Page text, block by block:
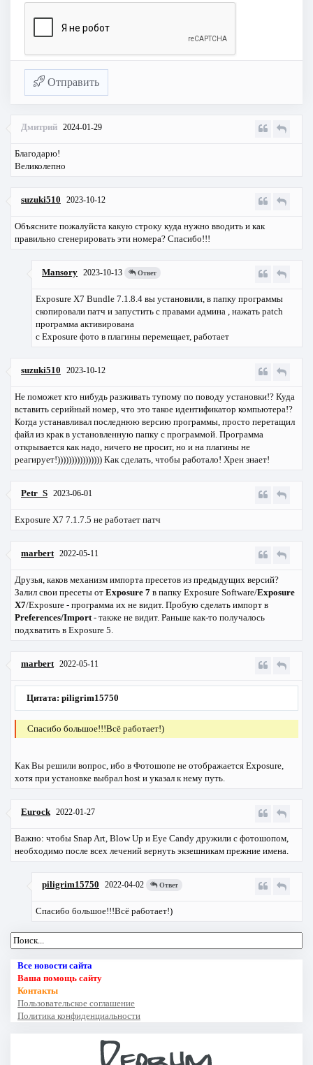
Отправить
Дмитрий 2024-01-29
Благодарю!
Великолепно
suzuki510 2023-10-12
Объясните пожалуйста какую строку куда нужно вводить и как
правильно сгенерировать эти номера? Спасибо!!!
Mansory 2023-10-13 Ответ
Exposure X7 Bundle 7.1.8.4 вы установили, в папку программы
скопировали патч и запустить с правами админа , нажать patch
программа активирована
с Exposure фото в плагины перемещает, работает
suzuki510 2023-10-12
Не поможет кто нибудь разживать тупому по поводу установки!? Куда
вставить серийный номер, что это такое идентификатор компьютера!?
Когда устанавливал последнюю версию программы, просто перетащил
файл из крак в установленную папку с программой. Программа
открывается как надо, ничего не просит, но и на плагины не
реагирует!)))))))))))))))) Как сделать, чтобы работало! Хрен знает!
Petr_S 2023-06-01
Exposure X7 7.1.7.5 не работает патч
marbert 2022-05-11
Друзья, каков механизм импорта пресетов из предыдущих версий?
Залил свои пресеты от Exposure 7 в папку Exposure Software/Exposure
X7/Exposure - программа их не видит. Пробую сделать импорт в
Preferences/Import - также не видит. Раньше как-то получалось
подхватить в Exposure 5.
marbert 2022-05-11
Цитата: piligrim15750
Спасибо большое!!!Всё работает!)
Как Вы решили вопрос, ибо в Фотошопе не отображается Exposure,
хотя при установке выбрал host и указал к нему путь.
Eurock 2022-01-27
Важно: чтобы Snap Art, Blow Up и Eye Candy дружили с фотошопом,
необходимо после всех лечений вернуть экзешникам прежние имена.
piligrim15750 2022-04-02 Ответ
Спасибо большое!!!Всё работает!)
Все новости сайта
Ваша помощь сайту
Контакты
Пользовательское соглашение
Политика конфиденциальности